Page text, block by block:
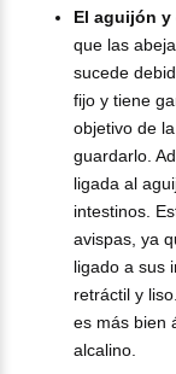
El aguijón y
que las
sucede
fijo y tiene
objetivo de
guardarlo.
ligada al
intestinos.
avispas, ya
ligado a sus
retráctil y
es más bien
alcalino.